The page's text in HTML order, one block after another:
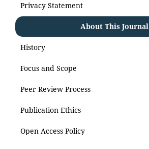
Privacy Statement
About This Journal
History
Focus and Scope
Peer Review Process
Publication Ethics
Open Access Policy